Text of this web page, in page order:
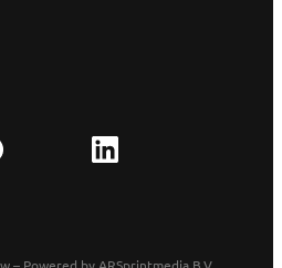
– Powered by ARSprintmedia B.V.